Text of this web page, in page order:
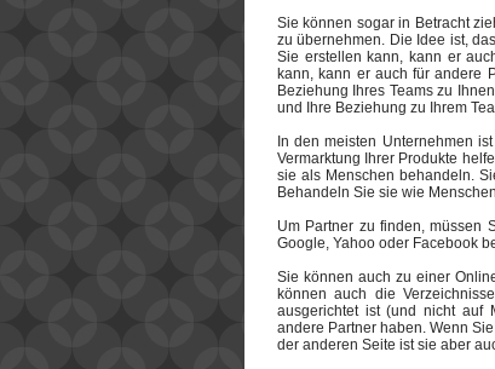
Sie können sogar in Betracht
zu übernehmen. Die Idee ist,
Sie erstellen kann, kann er
kann, kann er auch für andere
Beziehung Ihres Teams zu
und Ihre Beziehung zu Ihrem
In den meisten Unternehmen
Vermarktung Ihrer Produkte
sie als Menschen behandeln.
Behandeln Sie sie wie
Um Partner zu finden, müssen
Google, Yahoo oder Facebook
Sie können auch zu einer
können auch die
ausgerichtet ist (und nicht auf
andere Partner haben. Wenn
der anderen Seite ist sie aber